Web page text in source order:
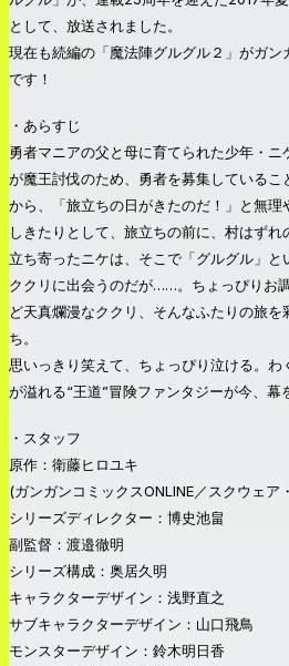
として、放送されました。
現在も続編の「魔法陣グルグル２」がガン
です！
・あらすじ
勇者マニアの父と母に育てられた少年・
が魔王討伐のため、勇者を募集している
から、「旅立ちの日がきたのだ！」と無
しきたりとして、旅立ちの前に、村はず
立ち寄ったニケは、そこで「グルグル」と
ククリに出会うのだが……。ちょっぴりお
ど天真爛漫なククリ、そんなふたりの旅
ち。
思いっきり笑えて、ちょっぴり泣ける。
が溢れる“王道”冒険ファンタジーが今、幕
・スタッフ
原作：衛藤ヒロユキ
(ガンガンコミックスONLINE／スクウェア
シリーズディレクター：博史池畠
副監督：渡邉徹明
シリーズ構成：奥居久明
キャラクターデザイン：浅野直之
サブキャラクターデザイン：山口飛鳥
モンスターデザイン：鈴木明日香